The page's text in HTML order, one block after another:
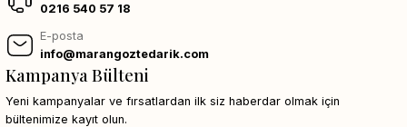
0216 540 57 18
E-posta
info@marangoztedarik.com
Kampanya Bülteni
Yeni kampanyalar ve fırsatlardan ilk siz haberdar olmak için
bültenimize kayıt olun.